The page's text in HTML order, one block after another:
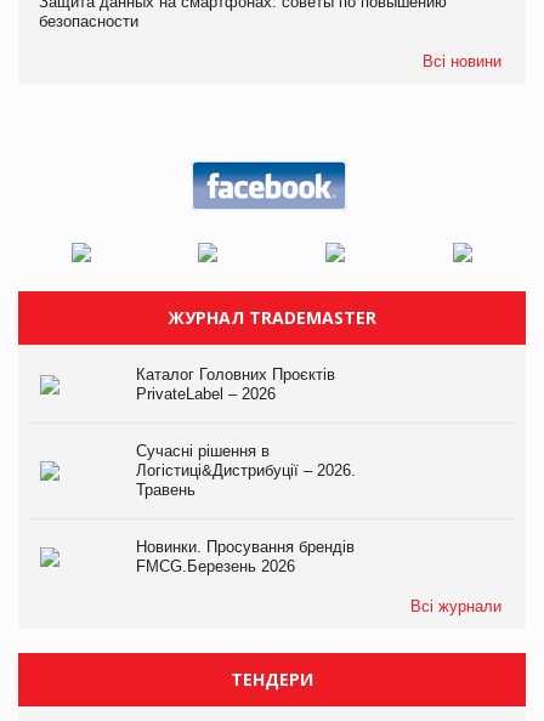
безопасности
Всі новини
ЖУРНАЛ TRADEMASTER
Каталог Головних Проєктів
PrivateLabel – 2026
Сучасні рішення в
Логістиці&Дистрибуції – 2026.
Травень
Новинки. Просування брендів
FMCG.Березень 2026
Всі журнали
ТЕНДЕРИ